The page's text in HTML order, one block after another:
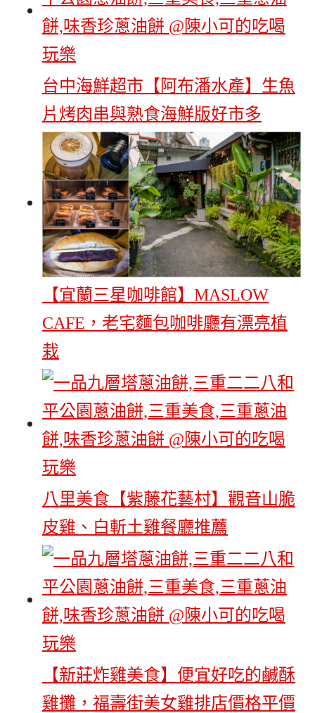
台中海鮮超市【阿布潘水產】生魚
片烤肉串與熟食海鮮版好市多
【宜蘭三星咖啡館】MASLOW
CAFE，老宅麵包咖啡廳有漂亮植
栽
八里美食【紫藤花藝村】觀音山脆
皮雞、白斬土雞餐廳推薦
【新莊炸雞美食】便宜好吃的鹹酥
雞攤，福壽街美女雞排店價格平價